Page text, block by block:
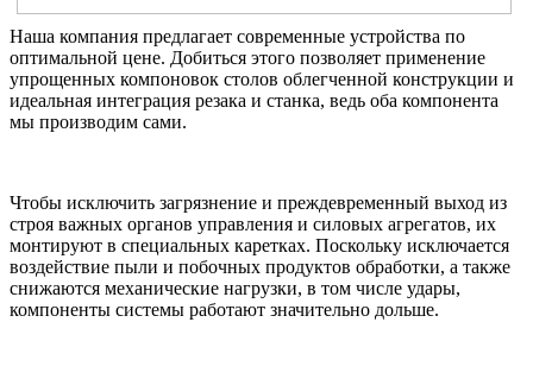
Наша компания предлагает современные устройства по
оптимальной цене. Добиться этого позволяет применение
упрощенных компоновок столов облегченной конструкции и
идеальная интеграция резака и станка, ведь оба компонента
мы производим сами.
Чтобы исключить загрязнение и преждевременный выход из
строя важных органов управления и силовых агрегатов, их
монтируют в специальных каретках. Поскольку исключается
воздействие пыли и побочных продуктов обработки, а также
снижаются механические нагрузки, в том числе удары,
компоненты системы работают значительно дольше.